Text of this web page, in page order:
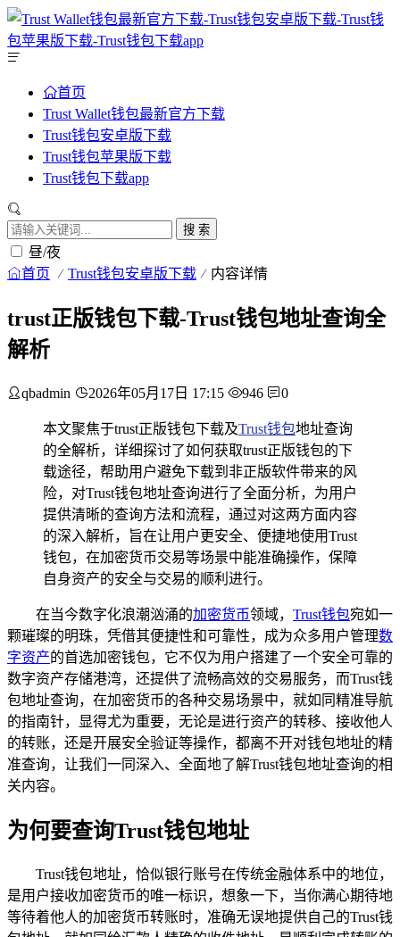
首页
Trust Wallet钱包最新官方下载
Trust钱包安卓版下载
Trust钱包苹果版下载
Trust钱包下载app
搜 索
昼/夜
首页 Trust钱包安卓版下载 内容详情
trust正版钱包下载-Trust钱包地址查询全
解析
qbadmin 2026年05月17日 17:15 946 0
本文聚焦于trust正版钱包下载及Trust钱包地址查询
的全解析，详细探讨了如何获取trust正版钱包的下
载途径，帮助用户避免下载到非正版软件带来的风
险，对Trust钱包地址查询进行了全面分析，为用户
提供清晰的查询方法和流程，通过对这两方面内容
的深入解析，旨在让用户更安全、便捷地使用Trust
钱包，在加密货币交易等场景中能准确操作，保障
自身资产的安全与交易的顺利进行。
在当今数字化浪潮汹涌的加密货币领域， Trust钱包宛如一
颗璀璨的明珠，凭借其便捷性和可靠性，成为众多用户管理数
字资产的首选加密钱包，它不仅为用户搭建了一个安全可靠的
数字资产存储港湾，还提供了流畅高效的交易服务，而Trust钱
包地址查询，在加密货币的各种交易场景中，就如同精准导航
的指南针，显得尤为重要，无论是进行资产的转移、接收他人
的转账，还是开展安全验证等操作，都离不开对钱包地址的精
准查询，让我们一同深入、全面地了解Trust钱包地址查询的相
关内容。
为何要查询Trust钱包地址
Trust钱包地址，恰似银行账号在传统金融体系中的地位，
是用户接收加密货币的唯一标识，想象一下，当你满心期待地
等待着他人的加密货币转账时，准确无误地提供自己的Trust钱